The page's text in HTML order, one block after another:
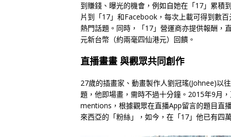
到賺錢、曝光的機會，例如自她在「17」累積
片到「17」和Facebook，每次上載可得到數
熱門話題。同時，「17」營運商亦提供報酬，
元新台幣（約兩毫四仙港元）回饋。
直播畫畫 與觀眾共同創作
27歲的插畫家、動畫製作人劉冠瑤(Johnee)以
題，他即場畫，需時不過十分鐘。2015年9月
mentions，根據觀眾在直播App留言的題目直
來西亞的「粉絲」，如今，在「17」他已有四